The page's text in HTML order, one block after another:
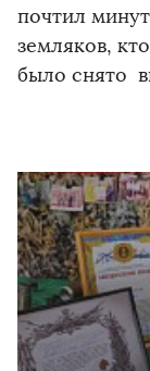
почтил
земляков,
было снято